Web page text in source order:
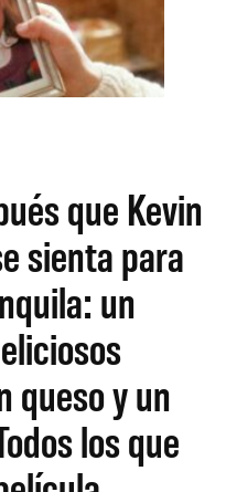
que Kevin
sienta para
un
queso y un
los que